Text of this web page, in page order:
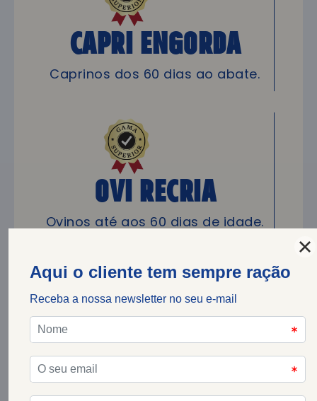
CAPRI Engorda
Caprinos dos 60 dias ao abate.
OVI Recria
Ovinos até aos 60 dias de idade.
OVI Produção +
Milho